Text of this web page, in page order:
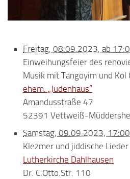
Freitag, 08.09.2023, ab
Einweihungsfeier des
Musik mit Tangoyim und Kol
ehem. „Judenhaus“
Amandusstraße 47
52391 Vettweiß-
Samstag, 09.09.2023,
Klezmer und jiddische Lieder
Lutherkirche Dahlhausen
Dr. C.Otto.Str. 110